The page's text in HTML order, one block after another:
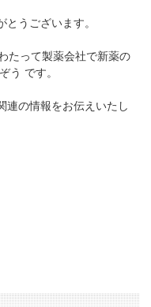
うございます。
たって製薬会社で新薬の
う です。
連の情報をお伝えいたし